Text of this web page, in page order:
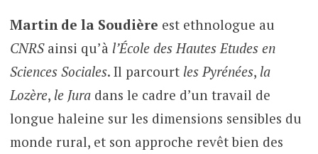
Martin de la Soudière est ethnologue au
CNRSainsi qu’à l’École des Hautes Etudes en
Sciences Sociales. Il parcourt les Pyrénées, la
Lozère, le Juradans le cadre d’un travail de
longue haleine sur les dimensions sensibles du
monde rural, et son approche revêt bien des